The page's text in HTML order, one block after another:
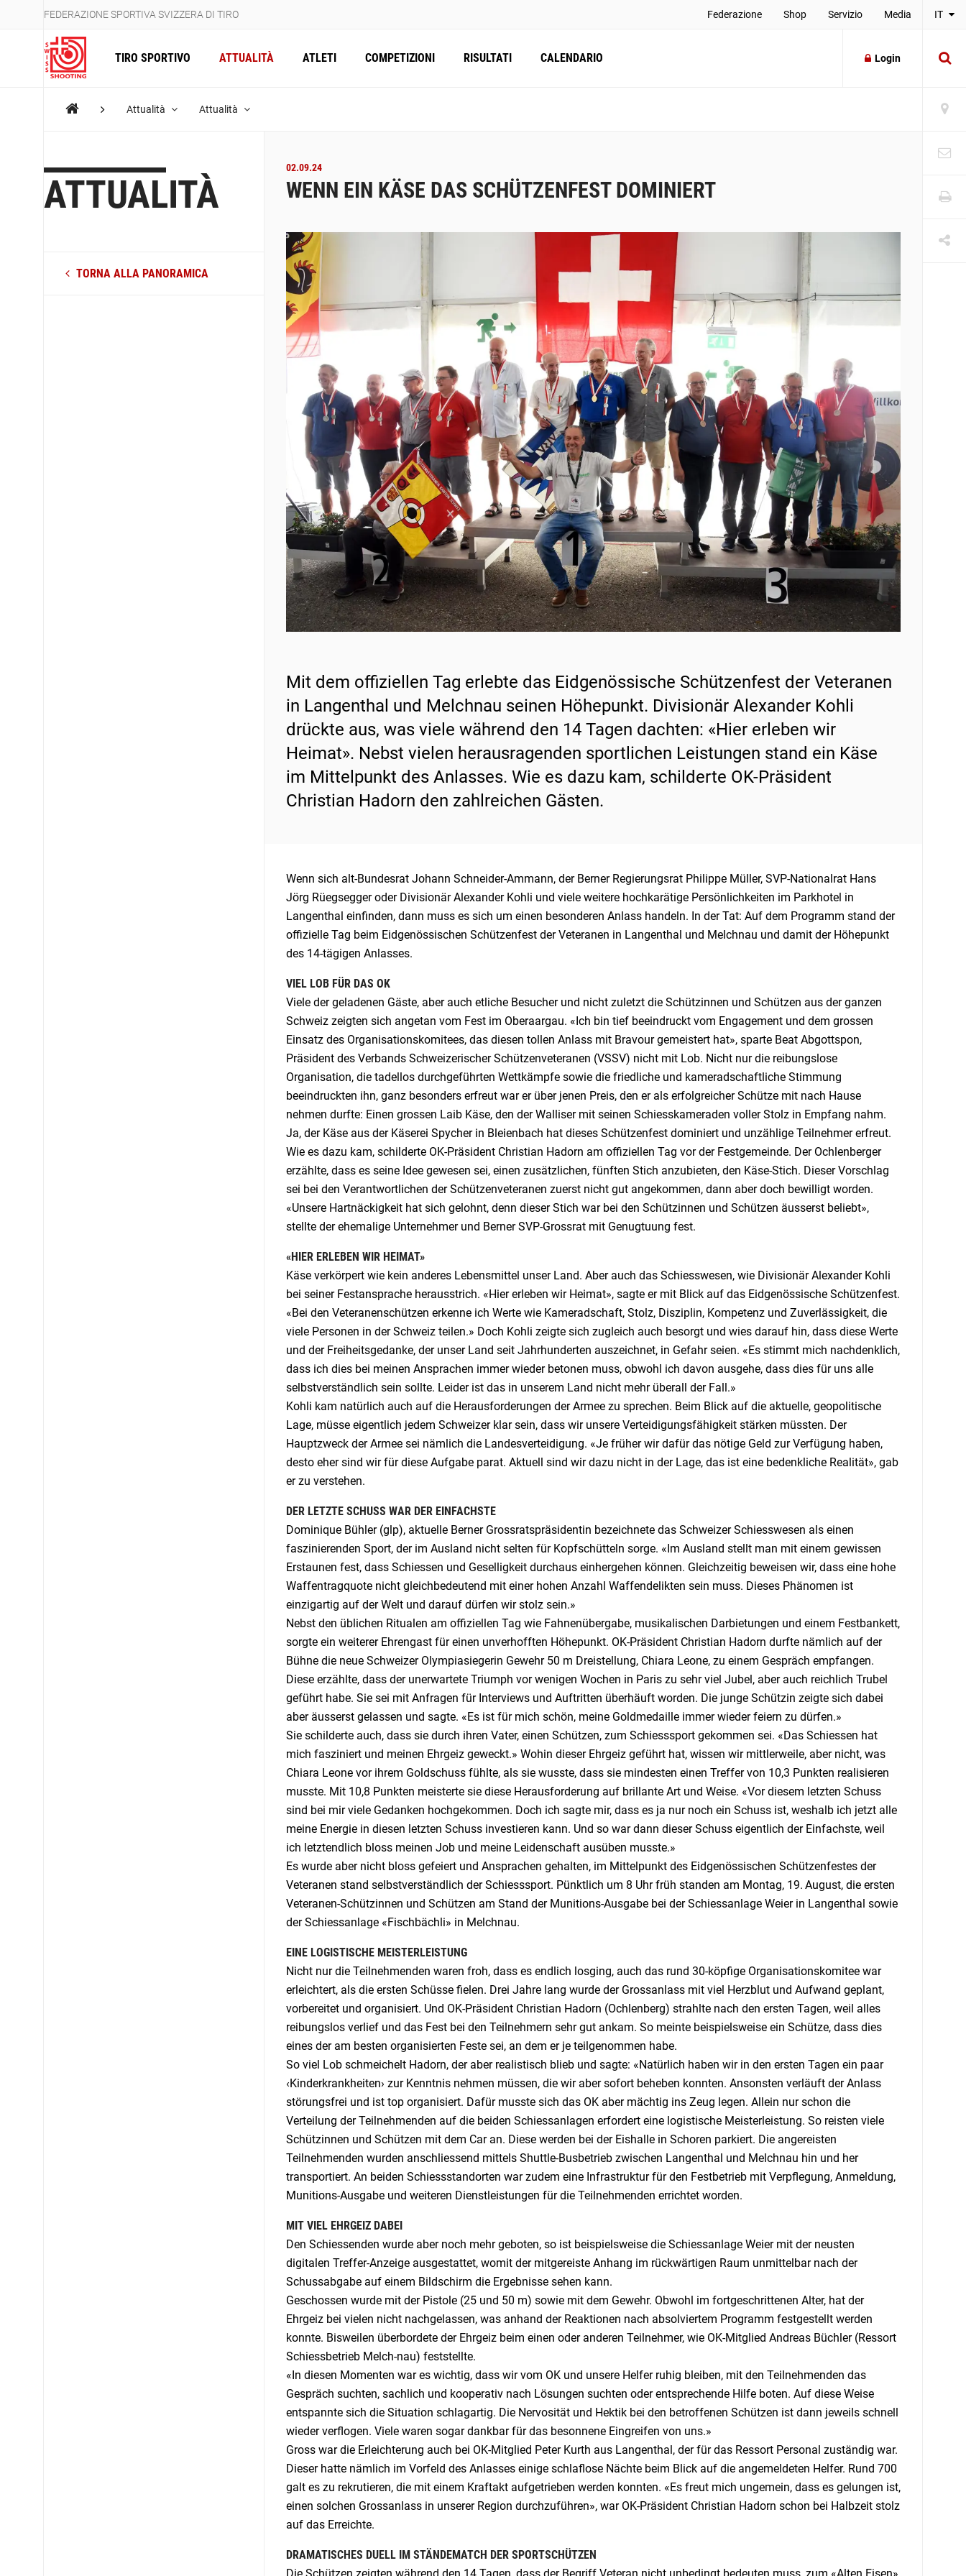
FEDERAZIONE SPORTIVA SVIZZERA DI TIRO Federazione Shop Servizio Media IT
TIRO SPORTIVO ATTUALITÀ ATLETI COMPETIZIONI RISULTATI CALENDARIO Login
Attualità Attualità
ATTUALITÀ
TORNA ALLA PANORAMICA
02.09.24
WENN EIN KÄSE DAS SCHÜTZENFEST DOMINIERT
Mit dem offiziellen Tag erlebte das Eidgenössische Schützenfest der Veteranen
in Langenthal und Melchnau seinen Höhepunkt. Divisionär Alexander Kohli
drückte aus, was viele während den 14 Tagen dachten: «Hier erleben wir
Heimat». Nebst vielen herausragenden sportlichen Leistungen stand ein Käse
im Mittelpunkt des Anlasses. Wie es dazu kam, schilderte OK-Präsident
Christian Hadorn den zahlreichen Gästen.
Wenn sich alt-Bundesrat Johann Schneider-Ammann, der Berner Regierungsrat Philippe Müller, SVP-Nationalrat Hans
Jörg Rüegsegger oder Divisionär Alexander Kohli und viele weitere hochkarätige Persönlichkeiten im Parkhotel in
Langenthal einfinden, dann muss es sich um einen besonderen Anlass handeln. In der Tat: Auf dem Programm stand der
offizielle Tag beim Eidgenössischen Schützenfest der Veteranen in Langenthal und Melchnau und damit der Höhepunkt
des 14-tägigen Anlasses.
VIEL LOB FÜR DAS OK
Viele der geladenen Gäste, aber auch etliche Besucher und nicht zuletzt die Schützinnen und Schützen aus der ganzen
Schweiz zeigten sich angetan vom Fest im Oberaargau. «Ich bin tief beeindruckt vom Engagement und dem grossen
Einsatz des Organisationskomitees, das diesen tollen Anlass mit Bravour gemeistert hat», sparte Beat Abgottspon,
Präsident des Verbands Schweizerischer Schützenveteranen (VSSV) nicht mit Lob. Nicht nur die reibungslose
Organisation, die tadellos durchgeführten Wettkämpfe sowie die friedliche und kameradschaftliche Stimmung
beeindruckten ihn, ganz besonders erfreut war er über jenen Preis, den er als erfolgreicher Schütze mit nach Hause
nehmen durfte: Einen grossen Laib Käse, den der Walliser mit seinen Schiesskameraden voller Stolz in Empfang nahm.
Ja, der Käse aus der Käserei Spycher in Bleienbach hat dieses Schützenfest dominiert und unzählige Teilnehmer erfreut.
Wie es dazu kam, schilderte OK-Präsident Christian Hadorn am offiziellen Tag vor der Festgemeinde. Der Ochlenberger
erzählte, dass es seine Idee gewesen sei, einen zusätzlichen, fünften Stich anzubieten, den Käse-Stich. Dieser Vorschlag
sei bei den Verantwortlichen der Schützenveteranen zuerst nicht gut angekommen, dann aber doch bewilligt worden.
«Unsere Hartnäckigkeit hat sich gelohnt, denn dieser Stich war bei den Schützinnen und Schützen äusserst beliebt»,
stellte der ehemalige Unternehmer und Berner SVP-Grossrat mit Genugtuung fest.
«HIER ERLEBEN WIR HEIMAT»
Käse verkörpert wie kein anderes Lebensmittel unser Land. Aber auch das Schiesswesen, wie Divisionär Alexander Kohli
bei seiner Festansprache herausstrich. «Hier erleben wir Heimat», sagte er mit Blick auf das Eidgenössische Schützenfest.
«Bei den Veteranenschützen erkenne ich Werte wie Kameradschaft, Stolz, Disziplin, Kompetenz und Zuverlässigkeit, die
viele Personen in der Schweiz teilen.» Doch Kohli zeigte sich zugleich auch besorgt und wies darauf hin, dass diese Werte
und der Freiheitsgedanke, der unser Land seit Jahrhunderten auszeichnet, in Gefahr seien. «Es stimmt mich nachdenklich,
dass ich dies bei meinen Ansprachen immer wieder betonen muss, obwohl ich davon ausgehe, dass dies für uns alle
selbstverständlich sein sollte. Leider ist das in unserem Land nicht mehr überall der Fall.»
Kohli kam natürlich auch auf die Herausforderungen der Armee zu sprechen. Beim Blick auf die aktuelle, geopolitische
Lage, müsse eigentlich jedem Schweizer klar sein, dass wir unsere Verteidigungsfähigkeit stärken müssten. Der
Hauptzweck der Armee sei nämlich die Landesverteidigung. «Je früher wir dafür das nötige Geld zur Verfügung haben,
desto eher sind wir für diese Aufgabe parat. Aktuell sind wir dazu nicht in der Lage, das ist eine bedenkliche Realität», gab
er zu verstehen.
DER LETZTE SCHUSS WAR DER EINFACHSTE
Dominique Bühler (glp), aktuelle Berner Grossratspräsidentin bezeichnete das Schweizer Schiesswesen als einen
faszinierenden Sport, der im Ausland nicht selten für Kopfschütteln sorge. «Im Ausland stellt man mit einem gewissen
Erstaunen fest, dass Schiessen und Geselligkeit durchaus einhergehen können. Gleichzeitig beweisen wir, dass eine hohe
Waffentragquote nicht gleichbedeutend mit einer hohen Anzahl Waffendelikten sein muss. Dieses Phänomen ist
einzigartig auf der Welt und darauf dürfen wir stolz sein.»
Nebst den üblichen Ritualen am offiziellen Tag wie Fahnenübergabe, musikalischen Darbietungen und einem Festbankett,
sorgte ein weiterer Ehrengast für einen unverhofften Höhepunkt. OK-Präsident Christian Hadorn durfte nämlich auf der
Bühne die neue Schweizer Olympiasiegerin Gewehr 50 m Dreistellung, Chiara Leone, zu einem Gespräch empfangen.
Diese erzählte, dass der unerwartete Triumph vor wenigen Wochen in Paris zu sehr viel Jubel, aber auch reichlich Trubel
geführt habe. Sie sei mit Anfragen für Interviews und Auftritten überhäuft worden. Die junge Schützin zeigte sich dabei
aber äusserst gelassen und sagte. «Es ist für mich schön, meine Goldmedaille immer wieder feiern zu dürfen.»
Sie schilderte auch, dass sie durch ihren Vater, einen Schützen, zum Schiesssport gekommen sei. «Das Schiessen hat
mich fasziniert und meinen Ehrgeiz geweckt.» Wohin dieser Ehrgeiz geführt hat, wissen wir mittlerweile, aber nicht, was
Chiara Leone vor ihrem Goldschuss fühlte, als sie wusste, dass sie mindesten einen Treffer von 10,3 Punkten realisieren
musste. Mit 10,8 Punkten meisterte sie diese Herausforderung auf brillante Art und Weise. «Vor diesem letzten Schuss
sind bei mir viele Gedanken hochgekommen. Doch ich sagte mir, dass es ja nur noch ein Schuss ist, weshalb ich jetzt alle
meine Energie in diesen letzten Schuss investieren kann. Und so war dann dieser Schuss eigentlich der Einfachste, weil
ich letztendlich bloss meinen Job und meine Leidenschaft ausüben musste.»
Es wurde aber nicht bloss gefeiert und Ansprachen gehalten, im Mittelpunkt des Eidgenössischen Schützenfestes der
Veteranen stand selbstverständlich der Schiesssport. Pünktlich um 8 Uhr früh standen am Montag, 19. August, die ersten
Veteranen-Schützinnen und Schützen am Stand der Munitions-Ausgabe bei der Schiessanlage Weier in Langenthal sowie
der Schiessanlage «Fischbächli» in Melchnau.
EINE LOGISTISCHE MEISTERLEISTUNG
Nicht nur die Teilnehmenden waren froh, dass es endlich losging, auch das rund 30-köpfige Organisationskomitee war
erleichtert, als die ersten Schüsse fielen. Drei Jahre lang wurde der Grossanlass mit viel Herzblut und Aufwand geplant,
vorbereitet und organisiert. Und OK-Präsident Christian Hadorn (Ochlenberg) strahlte nach den ersten Tagen, weil alles
reibungslos verlief und das Fest bei den Teilnehmern sehr gut ankam. So meinte beispielsweise ein Schütze, dass dies
eines der am besten organisierten Feste sei, an dem er je teilgenommen habe.
So viel Lob schmeichelt Hadorn, der aber realistisch blieb und sagte: «Natürlich haben wir in den ersten Tagen ein paar
‹Kinderkrankheiten› zur Kenntnis nehmen müssen, die wir aber sofort beheben konnten. Ansonsten verläuft der Anlass
störungsfrei und ist top organisiert. Dafür musste sich das OK aber mächtig ins Zeug legen. Allein nur schon die
Verteilung der Teilnehmenden auf die beiden Schiessanlagen erfordert eine logistische Meisterleistung. So reisten viele
Schützinnen und Schützen mit dem Car an. Diese werden bei der Eishalle in Schoren parkiert. Die angereisten
Teilnehmenden wurden anschliessend mittels Shuttle-Busbetrieb zwischen Langenthal und Melchnau hin und her
transportiert. An beiden Schiessstandorten war zudem eine Infrastruktur für den Festbetrieb mit Verpflegung, Anmeldung,
Munitions-Ausgabe und weiteren Dienstleistungen für die Teilnehmenden errichtet worden.
MIT VIEL EHRGEIZ DABEI
Den Schiessenden wurde aber noch mehr geboten, so ist beispielsweise die Schiessanlage Weier mit der neusten
digitalen Treffer-Anzeige ausgestattet, womit der mitgereiste Anhang im rückwärtigen Raum unmittelbar nach der
Schussabgabe auf einem Bildschirm die Ergebnisse sehen kann.
Geschossen wurde mit der Pistole (25 und 50 m) sowie mit dem Gewehr. Obwohl im fortgeschrittenen Alter, hat der
Ehrgeiz bei vielen nicht nachgelassen, was anhand der Reaktionen nach absolviertem Programm festgestellt werden
konnte. Bisweilen überbordete der Ehrgeiz beim einen oder anderen Teilnehmer, wie OK-Mitglied Andreas Büchler (Ressort
Schiessbetrieb Melch-nau) feststellte.
«In diesen Momenten war es wichtig, dass wir vom OK und unsere Helfer ruhig bleiben, mit den Teilnehmenden das
Gespräch suchten, sachlich und kooperativ nach Lösungen suchten oder entsprechende Hilfe boten. Auf diese Weise
entspannte sich die Situation schlagartig. Die Nervosität und Hektik bei den betroffenen Schützen ist dann jeweils schnell
wieder verflogen. Viele waren sogar dankbar für das besonnene Eingreifen von uns.»
Gross war die Erleichterung auch bei OK-Mitglied Peter Kurth aus Langenthal, der für das Ressort Personal zuständig war.
Dieser hatte nämlich im Vorfeld des Anlasses einige schlaflose Nächte beim Blick auf die angemeldeten Helfer. Rund 700
galt es zu rekrutieren, die mit einem Kraftakt aufgetrieben werden konnten. «Es freut mich ungemein, dass es gelungen ist,
einen solchen Grossanlass in unserer Region durchzuführen», war OK-Präsident Christian Hadorn schon bei Halbzeit stolz
auf das Erreichte.
DRAMATISCHES DUELL IM STÄNDEMATCH DER SPORTSCHÜTZEN
Die Schützen zeigten während den 14 Tagen, dass der Begriff Veteran nicht unbedingt bedeuten muss, zum «Alten Eisen»